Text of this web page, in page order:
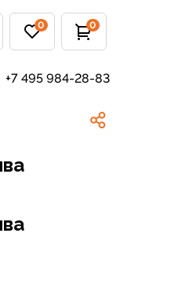
0 0
+7 495 984-28-83